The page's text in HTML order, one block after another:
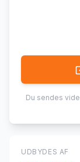
Du sendes
UDBYDES AF